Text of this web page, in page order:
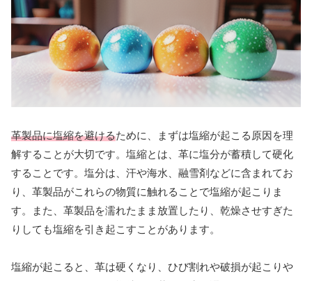
革製品に塩縮を避けるために、まずは塩縮が起こる原因を理
解することが大切です。塩縮とは、革に塩分が蓄積して硬化
することです。塩分は、汗や海水、融雪剤などに含まれてお
り、革製品がこれらの物質に触れることで塩縮が起こりま
す。また、革製品を濡れたまま放置したり、乾燥させすぎた
りしても塩縮を引き起こすことがあります。
塩縮が起こると、革は硬くなり、ひび割れや破損が起こりや